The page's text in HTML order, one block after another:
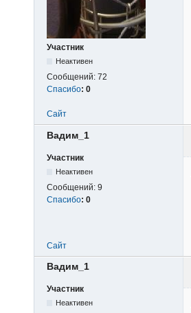
Участник
Неактивен
Сообщений: 72
Спасибо: 0
Сайт
Вадим_1
Участник
Неактивен
Сообщений: 9
Спасибо: 0
Сайт
Вадим_1
Участник
Неактивен